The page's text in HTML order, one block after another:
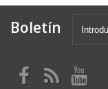
Boletín